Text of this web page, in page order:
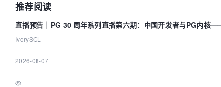
推荐阅读
直播预告｜PG 30 周年系列直播第六期：中国开发者与PG内核
吗？我们贡献了什么？
IvorySQL
2026-08-07